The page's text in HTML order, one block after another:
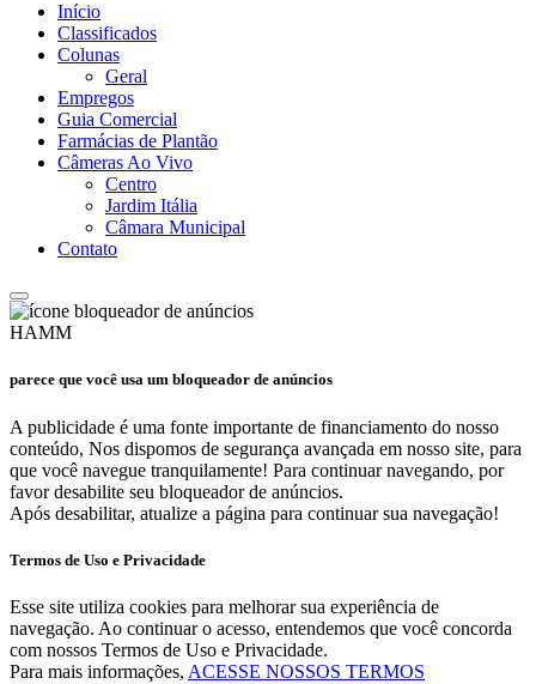
Início
Classificados
Colunas
Geral
Empregos
Guia Comercial
Farmácias de Plantão
Câmeras Ao Vivo
Centro
Jardim Itália
Câmara Municipal
Contato
HAMM
parece que você usa um bloqueador de anúncios
A publicidade é uma fonte importante de financiamento do nosso
conteúdo, Nos dispomos de segurança avançada em nosso site, para
que você navegue tranquilamente! Para continuar navegando, por
favor desabilite seu bloqueador de anúncios.
Após desabilitar, atualize a página para continuar sua navegação!
Termos de Uso e Privacidade
Esse site utiliza cookies para melhorar sua experiência de
navegação. Ao continuar o acesso, entendemos que você concorda
com nossos Termos de Uso e Privacidade.
Para mais informações, ACESSE NOSSOS TERMOS